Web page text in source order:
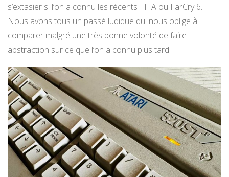
s’extasier si l’on a connu les récents FIFA ou FarCry 6.
Nous avons tous un passé ludique qui nous oblige à
comparer malgré une très bonne volonté de faire
abstraction sur ce que l’on a connu plus tard.